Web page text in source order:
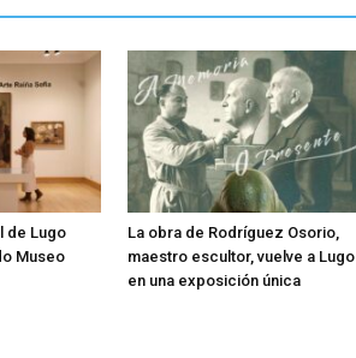
de Lugo
Museo
La obra de Rodríguez Osorio,
maestro escultor, vuelve a Lugo
en una exposición única